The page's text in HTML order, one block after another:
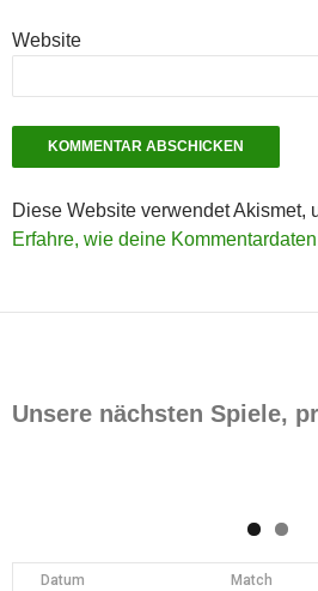
Website
Diese Website verwendet Akismet,
Erfahre, wie deine
Unsere nächsten Spiele,
Datum Match